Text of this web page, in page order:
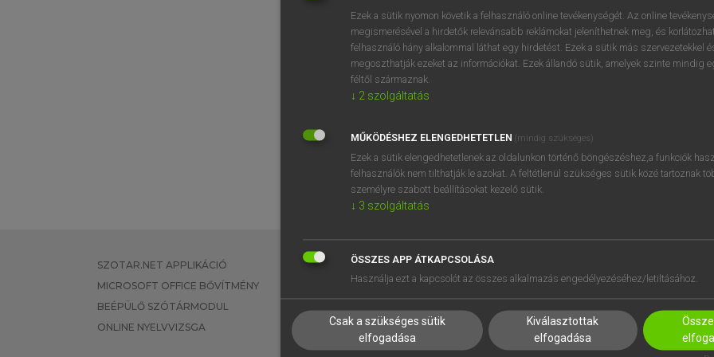
BELÉPÉS
próbaverziójának
regisztrálok ésbelépek.
REGISZTRÁCIÓ
SZOTAR.NET APPLIKÁCIÓ
MICROSOFT OFFICE BŐVÍTMÉNY
BEÉPÜLŐ SZÓTÁRMODUL
ONLINE NYELVVIZSGA
EGYÉNI FELHASZNÁLÓKNAK
TANULÓKNAK
VÁLLALATI MEGOLDÁSOK
SÚGÓ
RÓLUNK
SÜTI BEÁLLÍTÁSOK
Ezek a sütik nyomon követik a felhasználó online tevékenységét. Az online
megismerésével a hirdetők relevánsabb reklámokat jeleníthetnek meg, és
felhasználó hány alkalommal láthat egy hirdetést. Ezek a sütik más szervezetekkel
megoszthatják ezeket az információkat. Ezek állandó sütik, amelyek szinte mindig
féltől származnak.
↓ 2 szolgáltatás
MŰKÖDÉSHEZ ELENGEDHETETLEN (mindig szükséges)
Ezek a sütik elengedhetetlenek az oldalunkon történő böngészéshez,a funkciók
felhasználók nem tilthatják le azokat. A feltétlenül szükséges sütik közé tartoznak
személyre szabott beállításokat kezelő sütik.
↓ 3 szolgáltatás
ÖSSZES APP ÁTKAPCSOLÁSA
Használja ezt a kapcsolót az összes alkalmazás engedélyezéséhez/letiltásához.
Csak a szükséges sütik
elfogadása
Kiválasztottak
elfogadása